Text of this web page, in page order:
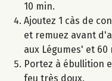
10 min.
Ajoutez 1 càs de
et remuez avant
aux Légumes' et 60
Portez à ébullition
feu très doux.